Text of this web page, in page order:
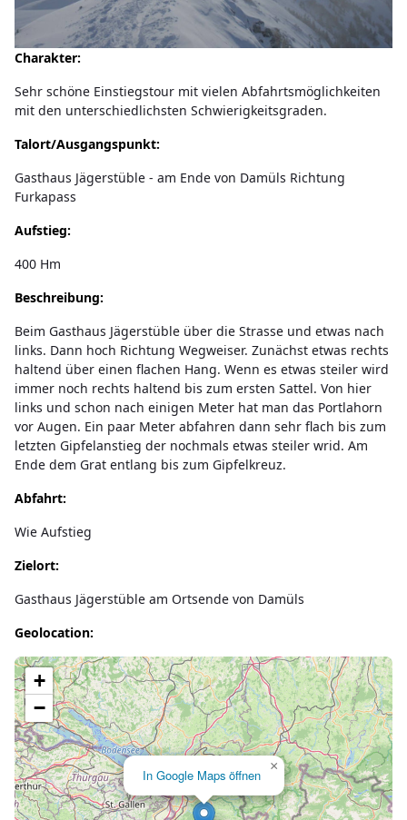
Charakter:
Sehr schöne Einstiegstour mit vielen Abfahrtsmöglichkeiten
mit den unterschiedlichsten Schwierigkeitsgraden.
Talort/Ausgangspunkt:
Gasthaus Jägerstüble - am Ende von Damüls Richtung
Furkapass
Aufstieg:
400 Hm
Beschreibung:
Beim Gasthaus Jägerstüble über die Strasse und etwas nach
links. Dann hoch Richtung Wegweiser. Zunächst etwas rechts
haltend über einen flachen Hang. Wenn es etwas steiler wird
immer noch rechts haltend bis zum ersten Sattel. Von hier
links und schon nach einigen Meter hat man das Portlahorn
vor Augen. Ein paar Meter abfahren dann sehr flach bis zum
letzten Gipfelanstieg der nochmals etwas steiler wrid. Am
Ende dem Grat entlang bis zum Gipfelkreuz.
Abfahrt:
Wie Aufstieg
Zielort:
Gasthaus Jägerstüble am Ortsende von Damüls
Geolocation:
Lade Karte...
In Google Maps öffnen
×
+
−